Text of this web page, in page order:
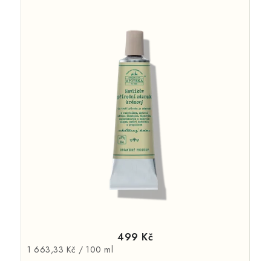
499 Kč
Měrná
1 663,33 Kč / 100 ml